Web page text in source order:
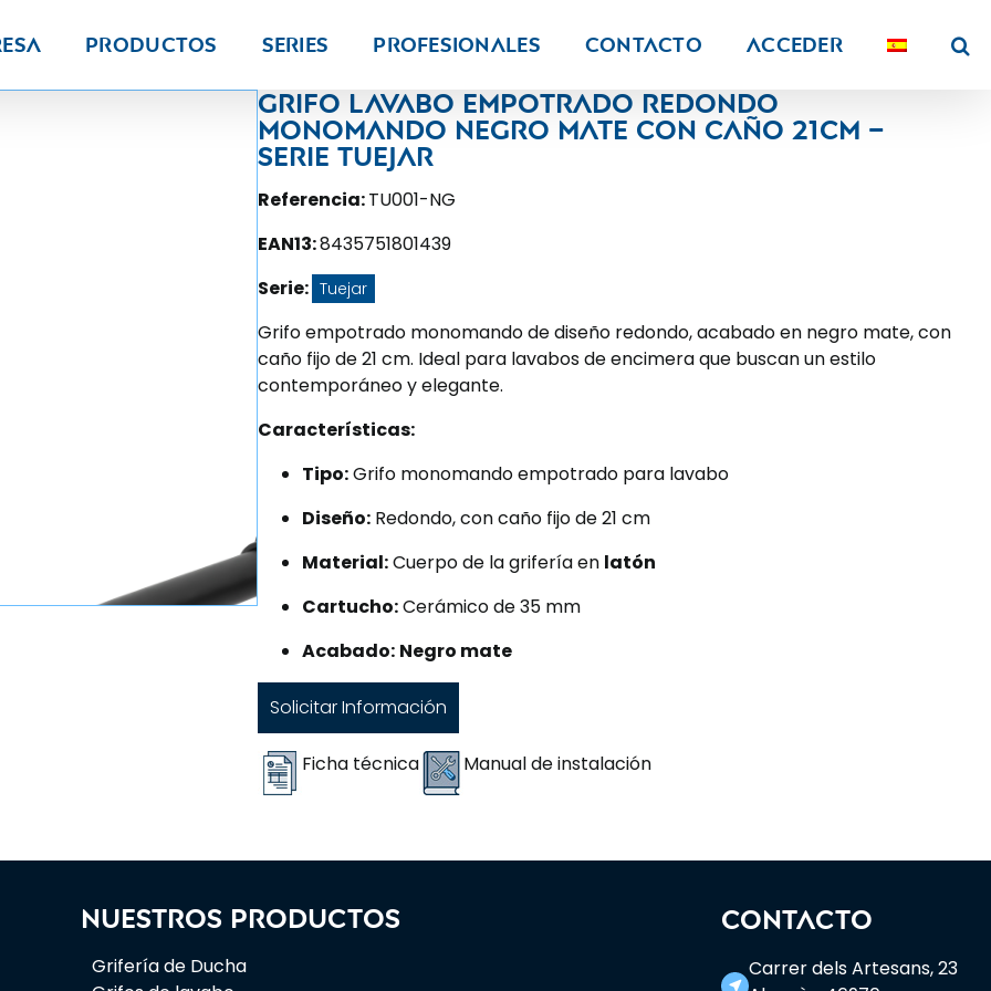
Productos Series PROFESIONALES Contacto Acceder
Grifo lavabo empotrado redondo
monomando negro mate con caño 21CM –
Serie Tuejar
Referencia:TU001-NG
EAN13:8435751801439
Serie: Tuejar
Grifo empotrado monomando de diseño redondo, acabado en negro mate, con
caño fijo de 21 cm. Ideal para lavabos de encimera que buscan un estilo
contemporáneo y elegante.
Características:
Tipo:Grifo monomando empotrado para lavabo
Diseño: Redondo, con caño fijo de 21 cm
Material:Cuerpo de la grifería en latón
Cartucho:Cerámico de 35 mm
Acabado: Negro mate
Solicitar Información
Ficha técnica Manual de instalación
Nuestros productos
Grifería de Ducha
CONTACTO
near_me
Carrer dels Artesans, 23